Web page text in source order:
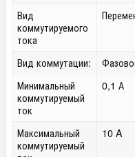
Вид
коммутируемого
тока
Вид коммутации:
Минимальный
коммутируемый
ток
0,1 А
Максимальный
коммутируемый
10 A